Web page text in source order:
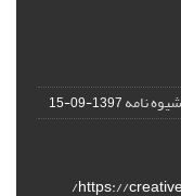
نامه1397-09-15
https://